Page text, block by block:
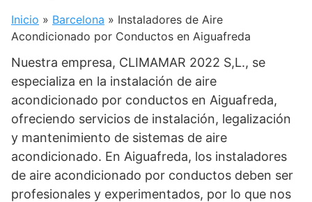
Inicio » Barcelona » Instaladores de Aire
Acondicionado por Conductos en Aiguafreda
Nuestra empresa, CLIMAMAR 2022 S,L., se
especializa en la instalación de aire
acondicionado por conductos en Aiguafreda,
ofreciendo servicios de instalación, legalización
y mantenimiento de sistemas de aire
acondicionado. En Aiguafreda, los instaladores
de aire acondicionado por conductos deben ser
profesionales y experimentados, por lo que nos